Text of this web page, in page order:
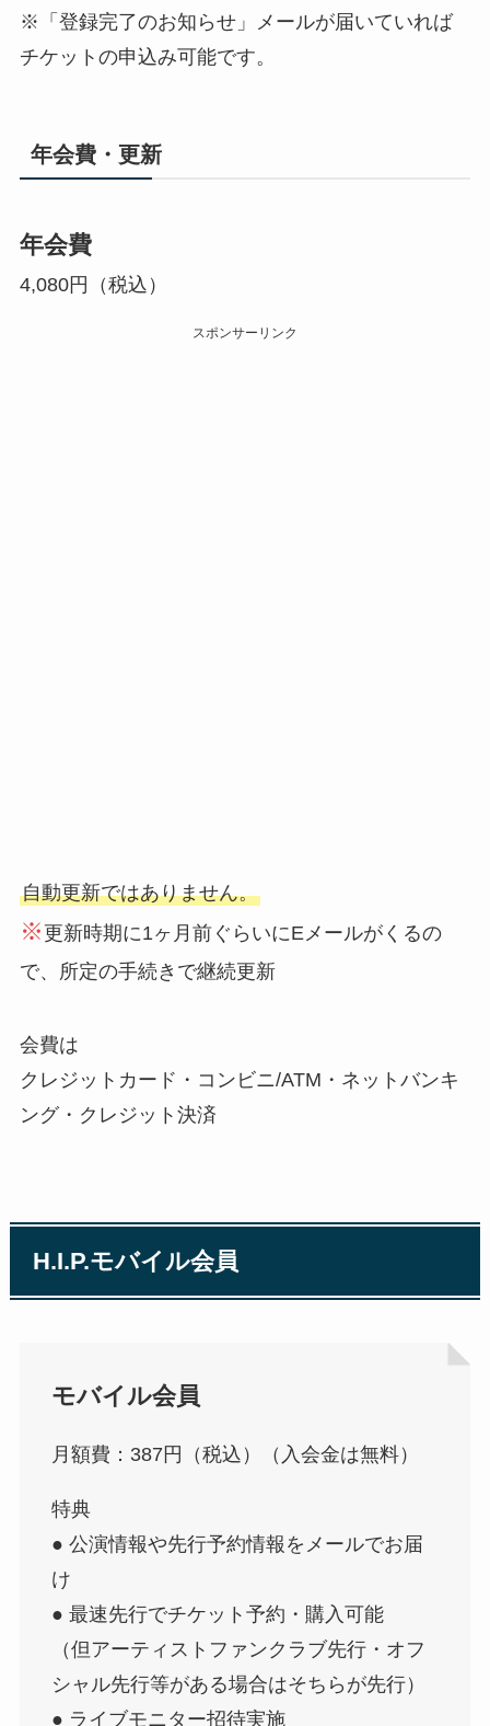
※「登録完了のお知らせ」メールが届いていれば
チケットの申込み可能です。
年会費・更新
年会費
4,080円（税込）
スポンサーリンク
自動更新ではありません。
※ 更新時期に1ヶ月前ぐらいにEメールがくるの
で、所定の手続きで継続更新
会費は
クレジットカード・コンビニ/ATM・ネットバンキ
ング・クレジット決済
H.I.P.モバイル会員
モバイル会員
月額費：387円（税込）（入会金は無料）
特典
● 公演情報や先行予約情報をメールでお届
け
● 最速先行でチケット予約・購入可能
（但アーティストファンクラブ先行・オフ
シャル先行等がある場合はそちらが先行）
● ライブモニター招待実施